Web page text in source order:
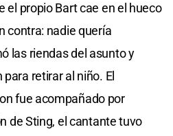
el propio Bart cae en el hueco
contra: nadie quería
las riendas del asunto y
retirar al niño. El
fue acompañado por
de Sting, el cantante tuvo